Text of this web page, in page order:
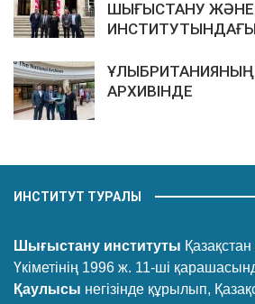
ШЫҒЫСТАНУ ЖӘНЕ
АРХИВІНДЕ
ИНСТИТУТ ТУРАЛЫ
Шығыстану институты
Үкіметінің 1996 ж. 11-ші
Қаулысы негізінде құрылып,